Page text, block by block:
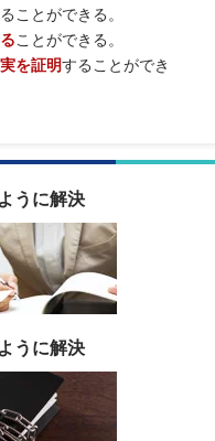
うに解決
うに解決
ことができる。
ことができる。
を証明することができ